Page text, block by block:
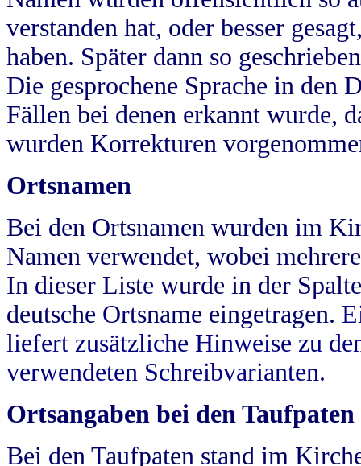
verstanden hat, oder besser
haben. Später dann so
Die gesprochene Sprache in
Fällen bei denen erkannt wurde,
wurden Korrekturen
Ortsnamen
Bei den Ortsnamen wurden im
Namen verwendet, wobei
In dieser Liste wurde in der
deutsche Ortsname eingetragen.
liefert zusätzliche Hinweise zu
verwendeten Schreibvarianten.
Ortsangaben bei den Taufpaten
Bei den Taufpaten stand im